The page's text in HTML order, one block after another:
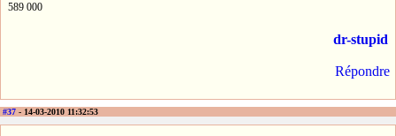
589 000
dr-stupid
Répondre
#37 - 14-03-2010 11:32:53